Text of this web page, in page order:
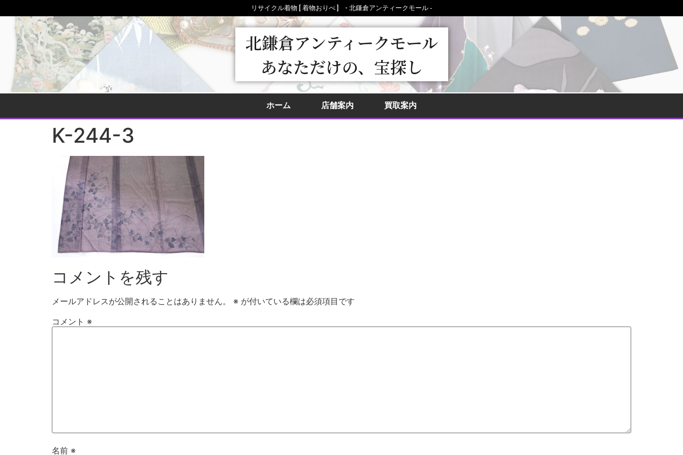
リサイクル着物 [ 着物おりべ ] - 北鎌倉アンティークモール ‐
北鎌倉アンティークモール
あなただけの、宝探し
ホーム 店舗案内 買取案内
K-244-3
コメントを残す
メールアドレスが公開されることはありません。 ※ が付いている欄は必須項目です
コメント ※
名前 ※